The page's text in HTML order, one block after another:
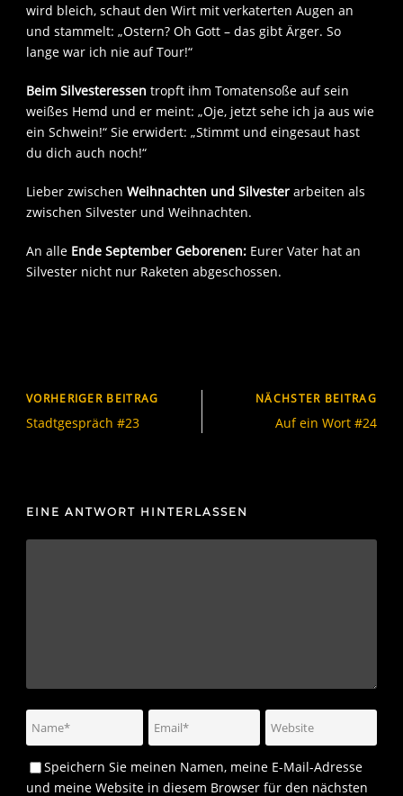
wird bleich, schaut den Wirt mit verkaterten Augen an
und stammelt: „Ostern? Oh Gott – das gibt Ärger. So
lange war ich nie auf Tour!“
Beim Silvesteressen tropft ihm Tomatensoße auf sein
weißes Hemd und er meint: „Oje, jetzt sehe ich ja aus wie
ein Schwein!“ Sie erwidert: „Stimmt und eingesaut hast
du dich auch noch!“
Lieber zwischen Weihnachten und Silvester arbeiten als
zwischen Silvester und Weihnachten.
An alle Ende September Geborenen: Eurer Vater hat an
Silvester nicht nur Raketen abgeschossen.
VORHERIGER BEITRAG
Stadtgespräch #23
NÄCHSTER BEITRAG
Auf ein Wort #24
EINE ANTWORT HINTERLASSEN
Speichern Sie meinen Namen, meine E-Mail-Adresse
und meine Website in diesem Browser für den nächsten